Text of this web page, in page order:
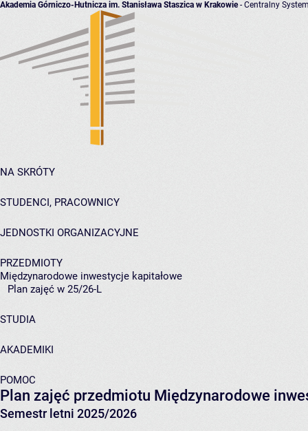
Akademia Górniczo-Hutnicza im. Stanisława Staszica w Krakowie- Centralny
NA SKRÓTY
STUDENCI, PRACOWNICY
JEDNOSTKI ORGANIZACYJNE
PRZEDMIOTY
Międzynarodowe inwestycje kapitałowe
Plan zajęć w 25/26-L
STUDIA
AKADEMIKI
POMOC
Plan zajęć przedmiotu Międzynarodowe
Semestr letni 2025/2026